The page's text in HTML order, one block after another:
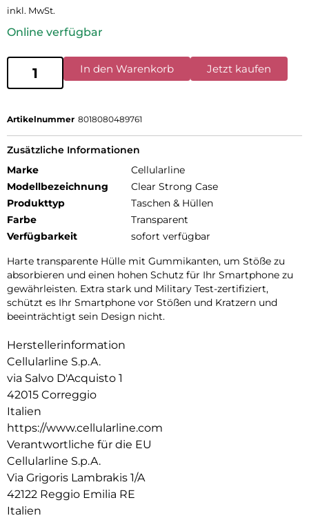
inkl. MwSt.
Online verfügbar
In den Warenkorb Jetzt kaufen
Artikelnummer 8018080489761
Zusätzliche Informationen
Marke
Cellularline
Modellbezeichnung
Clear Strong Case
Produkttyp
Taschen & Hüllen
Farbe
Transparent
Verfügbarkeit
sofort verfügbar
Harte transparente Hülle mit Gummikanten, um Stöße zu
absorbieren und einen hohen Schutz für Ihr Smartphone zu
gewährleisten. Extra stark und Military Test-zertifiziert,
schützt es Ihr Smartphone vor Stößen und Kratzern und
beeinträchtigt sein Design nicht.
Herstellerinformation
Cellularline S.p.A.
via Salvo D'Acquisto 1
42015 Correggio
Italien
https://www.cellularline.com
Verantwortliche für die EU
Cellularline S.p.A.
Via Grigoris Lambrakis 1/A
42122 Reggio Emilia RE
Italien